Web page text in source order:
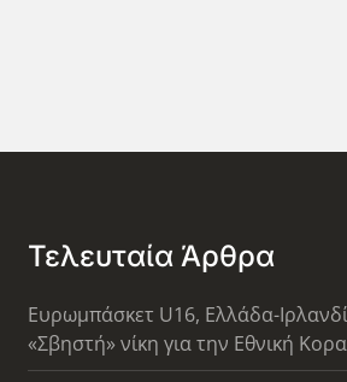
Τελευταία Άρθρα
Ευρωμπάσκετ U16, Ελλάδα-
«Σβηστή» νίκη για την Εθνική